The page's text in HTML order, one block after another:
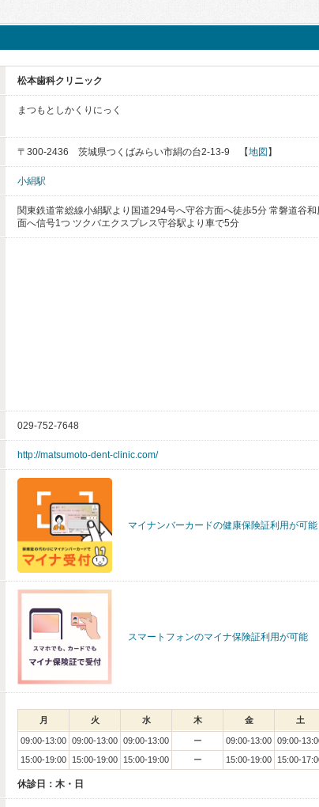
松本歯科クリニック
まつもとしかくりにっく
〒300-2436 茨城県つくばみらい市絹の台2-13-9 【地図 】
小絹駅
関東鉄道常総線小絹駅より国道294号へ守谷方面へ徒歩5分 常磐道谷
面へ信号1つ ツクバエクスプレス守谷駅より車で5分
029-752-7648
http://matsumoto-dent-clinic.com/
マイナンバーカードの健康保険証利用が可能
スマートフォンのマイナ保険証利用が可能
月 火 水 木 金 土
09:00-13:00 09:00-13:00 09:00-13:00 ー 09:00-13:00 09:00-
15:00-19:00
15:00-19:00 15:00-19:00 ー 15:00-19:00 15:00-
休診日：木・日